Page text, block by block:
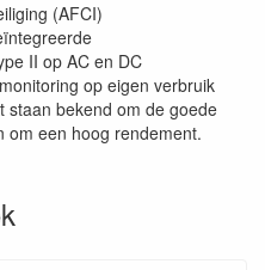
(AFCI)
II op AC en DC
op eigen verbruik
staan bekend om de goede
om een hoog rendement.